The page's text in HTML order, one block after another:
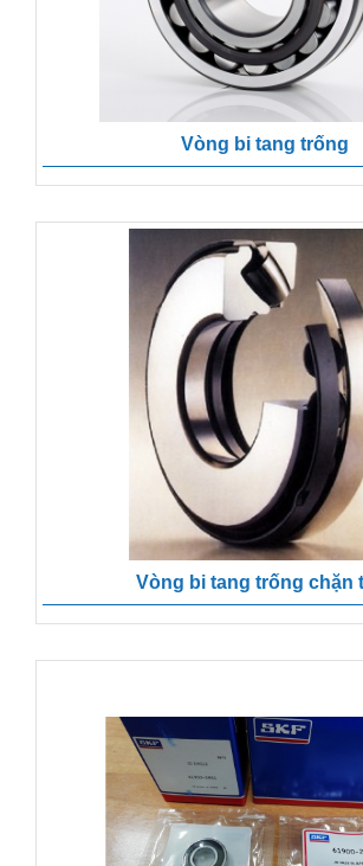
Vòng bi tang trống
Vòng bi tang trống chặn